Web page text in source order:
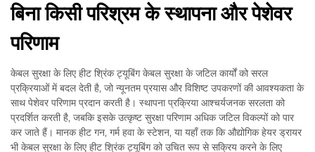
बिना किसी परिश्रम के स्थापना और पेशेवर
परिणाम
केबल सुरक्षा के लिए हीट श्रिंक ट्यूबिंग केबल सुरक्षा के जटिल कार्यों को सरल
प्रक्रियाओं में बदल देती है, जो न्यूनतम प्रयास और विशिष्ट उपकरणों की आवश्यकता के
साथ पेशेवर परिणाम प्रदान करती है। स्थापना प्रक्रिया आश्चर्यजनक सरलता को
प्रदर्शित करती है, जबकि इसके उत्कृष्ट सुरक्षा परिणाम अधिक जटिल विकल्पों को पार
कर जाते हैं। मानक हीट गन, गर्म हवा के स्टेशन, या यहाँ तक कि औद्योगिक हेयर ड्रायर
भी केबल सुरक्षा के लिए हीट श्रिंक ट्यूबिंग को उचित रूप से सक्रिय करने के लिए